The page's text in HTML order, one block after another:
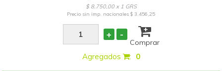
$ 8.750,00 x 1 GRS
Precio sin imp. nacionales$ 3.456,25
+ -
Comprar
Agregados : 0